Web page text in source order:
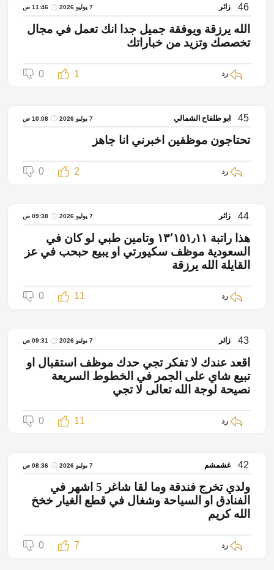
46 زائر 7 يوليو 2026 11:46 ص
الله يرزقة ويوفقة جميل جدا انك تعمل في مجال
تخصصك وتزيد من خباراتك
رد 1
0
45 ابو طلفاح الشمالي 7 يوليو 2026 10:08 ص
تحتاجون موظفين اخبرني انا جاهز
رد 2
0
44 زائر 7 يوليو 2026 09:38 ص
هذا راتبة ١٣٬١٥١٫١١ وتامين طبي لو كان في
السعودية موظف سكيورتي او يبيع حبحب في عز
القايلة الله يرزقة
رد 11
0
43 زائر 7 يوليو 2026 09:31 ص
اقعد عندك لا تفكر تجي حدك موظف استقبال او
تبيع شاي على الجمر في الخطوط السريعة
نصيحة لوجة الله تعالى لا تجي
رد 11
0
42 غشمشم 7 يوليو 2026 08:36 ص
ولدي تخرج فندقة وما لقا شاغر 5 اشهر في
الفنادق او السياحة وشغال في قطع الغيار خخخ
الله كريم
رد 7
0